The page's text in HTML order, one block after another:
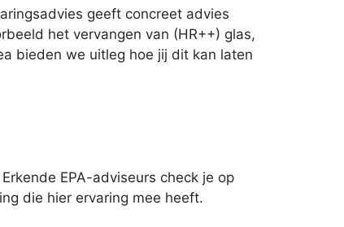
geeft concreet advies
het vervangen van (HR++) glas,
bieden we uitleg hoe jij dit kan laten
EPA-adviseurs check je op
die hier ervaring mee heeft.